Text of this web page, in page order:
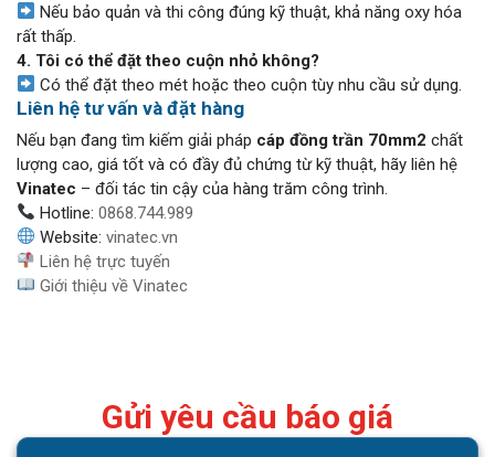
Nếu bảo quản và thi công đúng kỹ thuật, khả năng oxy hóa
rất thấp.
4. Tôi có thể đặt theo cuộn nhỏ không?
Có thể đặt theo mét hoặc theo cuộn tùy nhu cầu sử dụng.
Liên hệ tư vấn và đặt hàng
Nếu bạn đang tìm kiếm giải pháp cáp đồng trần 70mm2 chất
lượng cao, giá tốt và có đầy đủ chứng từ kỹ thuật, hãy liên hệ
Vinatec – đối tác tin cậy của hàng trăm công trình.
Hotline:0868.744.989
Website:vinatec.vn
Liên hệ trực tuyến
Giới thiệu về Vinatec
Gửi yêu cầu báo giá